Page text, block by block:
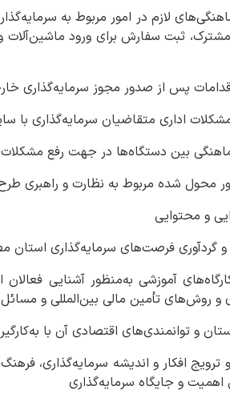
لازم در امور مربوط به
ثبت سفارش برای ورود ماشین‌آلات و
و محتوایی
کارگاه‌های آموزشی به‌منظور آشنایی
و روش‌های تأمین مالی بین‌المللی و
ترویج افکار و اندیشه سرمایه‌گذاری،
و جایگاه سرمایه‌گذاری